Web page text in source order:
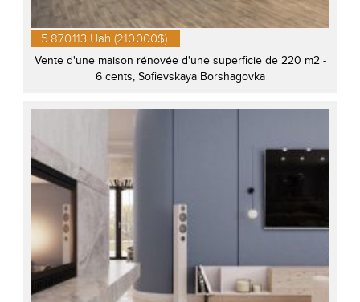
5.870.113 Uah (210.000$)
Vente d'une maison rénovée d'une superficie de 220 m2 -
6 cents, Sofievskaya Borshagovka